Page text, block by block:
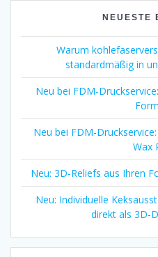
NEUESTE
Warum
standardmäßig in
Neu bei FDM-
Neu bei FDM-
Wax
Neu: 3D-Reliefs aus Ihren
Neu: Individuelle
direkt als 3D-